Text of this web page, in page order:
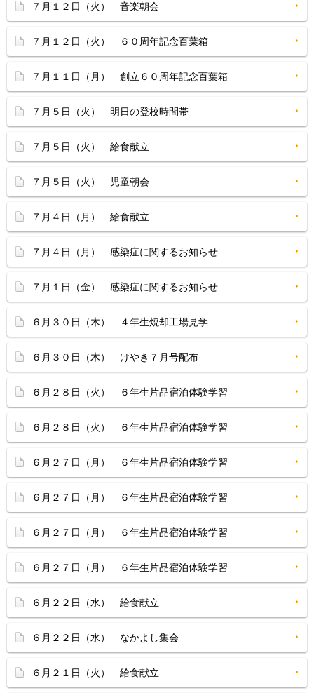
７月１２日（火） 音楽朝会
７月１２日（火） ６０周年記念百葉箱
７月１１日（月） 創立６０周年記念百葉箱
７月５日（火） 明日の登校時間帯
７月５日（火） 給食献立
７月５日（火） 児童朝会
７月４日（月） 給食献立
７月４日（月） 感染症に関するお知らせ
７月１日（金） 感染症に関するお知らせ
６月３０日（木） ４年生焼却工場見学
６月３０日（木） けやき７月号配布
６月２８日（火） ６年生片品宿泊体験学習
６月２８日（火） ６年生片品宿泊体験学習
６月２７日（月） ６年生片品宿泊体験学習
６月２７日（月） ６年生片品宿泊体験学習
６月２７日（月） ６年生片品宿泊体験学習
６月２７日（月） ６年生片品宿泊体験学習
６月２２日（水） 給食献立
６月２２日（水） なかよし集会
６月２１日（火） 給食献立